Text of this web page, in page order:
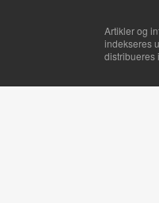
Artikler og
indekseres
distribueres